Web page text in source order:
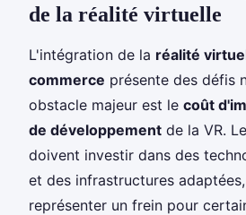
de la réalité virtuelle
L'intégration de la réalité
commerce présente des défis
obstacle majeur est le coût
de développement de la VR.
doivent investir dans des
et des infrastructures
représenter un frein pour